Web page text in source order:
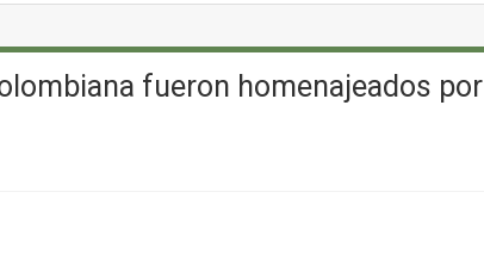
fueron homenajeados por